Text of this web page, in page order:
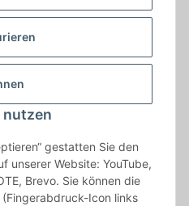
nutzen
gestatten Sie den
unserer Website: YouTube,
Brevo. Sie können die
Icon links
und innerhalb